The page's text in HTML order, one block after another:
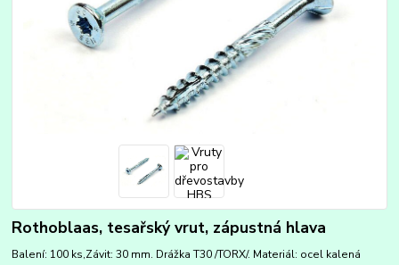
Rothoblaas, tesařský vrut, zápustná hlava
Balení: 100 ks,Závit: 30 mm. Drážka T30 /TORX/. Materiál: ocel kalená